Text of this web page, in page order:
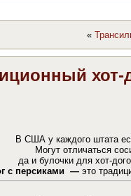
«
хот-
В США у каждого штата
Могут отличаться
да и булочки для хот-
с персиками — это